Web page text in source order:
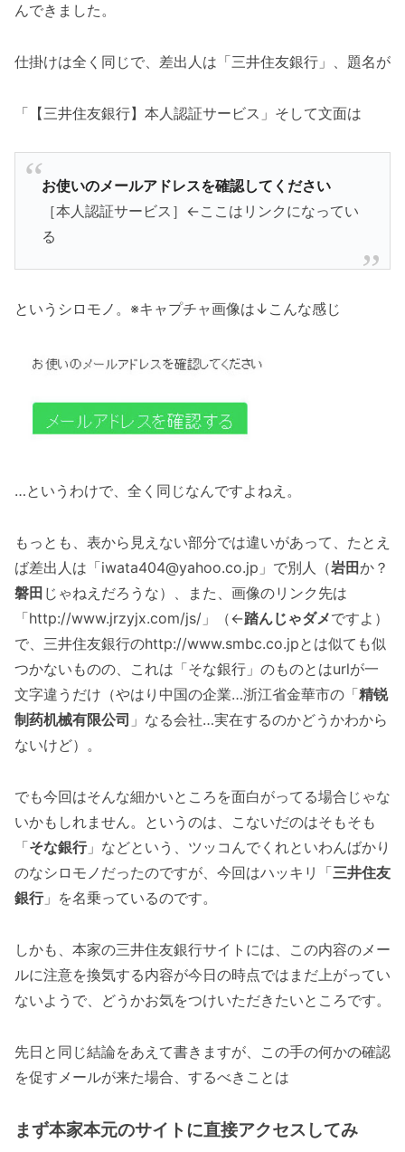
んできました。
仕掛けは全く同じで、差出人は「三井住友銀行」、題名が
「【三井住友銀行】本人認証サービス」そして文面は
お使いのメールアドレスを確認してください
［本人認証サービス］←ここはリンクになってい
る
というシロモノ。※キャプチャ画像は↓こんな感じ
…というわけで、全く同じなんですよねえ。
もっとも、表から見えない部分では違いがあって、たとえ
ば差出人は「iwata404@yahoo.co.jp」で別人（岩田か？
磐田 じゃねえだろうな）、また、画像のリンク先は
「http://www.jrzyjx.com/js/」（←踏んじゃダメですよ）
で、三井住友銀行のhttp://www.smbc.co.jpとは似ても似
つかないものの、これは「そな銀行」のものとはurlが一
文字違うだけ（やはり中国の企業…浙江省金華市の「精锐
制药机械有限公司 」なる会社…実在するのかどうかわから
ないけど）。
でも今回はそんな細かいところを面白がってる場合じゃな
いかもしれません。というのは、こないだのはそもそも
「そな銀行」などという、ツッコんでくれといわんばかり
のなシロモノだったのですが、今回はハッキリ「三井住友
銀行」を名乗っているのです。
しかも、本家の三井住友銀行サイトには、この内容のメー
ルに注意を換気する内容が今日の時点ではまだ上がってい
ないようで、どうかお気をつけいただきたいところです。
先日と同じ結論をあえて書きますが、この手の何かの確認
を促すメールが来た場合、するべきことは
まず本家本元のサイトに直接アクセスしてみ